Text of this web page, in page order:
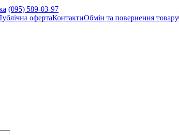
(095) 589-03-97
офертаКонтактиОбмін та повернення товару